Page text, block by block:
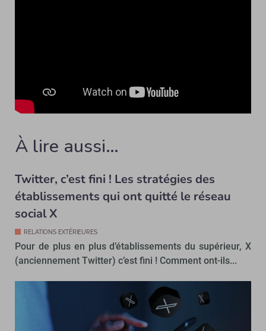
À lire aussi…
Twitter, c’est fini ! Les stratégies des
établissements qui ont quitté le réseau
social X
RELATIONS EXTÉRIEURES
Pour de plus en plus d’établissements du supérieur, X
(anciennement Twitter) c’est fini ! Comment ont-ils...